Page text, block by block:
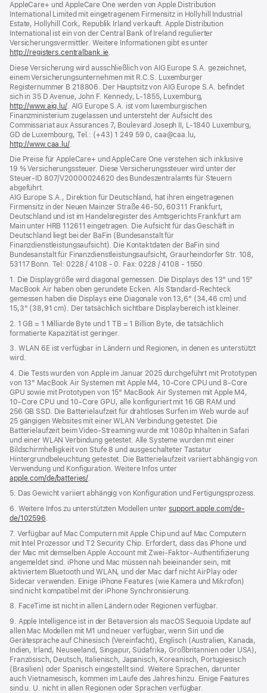
AppleCare+ und AppleCare One werden von Apple Distribution
International Limited mit eingetragenem Firmensitz in Hollyhill Industrial
Estate, Hollyhill Cork, Republik Irland verkauft. Apple Distribution
International ist ein von der Central Bank of Ireland regulierter
Versicherungsvermittler. Weitere Informationen gibt es unter
http://registers.centralbank.ie(Öffnet
neues
Fenster)
.
Diese Versicherung wird ausschließlich von AIG Europe S.A. gezeichnet,
einem Versicherungsunternehmen mit R.C.S. Luxemburger
Registernummer B 218806. Der Hauptsitz von AIG Europe S.A. befindet
sich in 35 D Avenue, John F. Kennedy, L‑1855, Luxemburg,
http://www.aig.lu/(Öffnet
ein
neues
Fenster)
. AIG Europe S.A. ist vom luxemburgischen
Finanzministerium zugelassen und untersteht der Aufsicht des
Commissariat aux Assurances 7, Boulevard Joseph II, L‑1840 Luxemburg,
GD de Luxembourg, Tel.: (+43) 1 249 59 0, caa@caa.lu,
http://www.caa.lu/(Öffnet
ein
neues
Fenster)
.
Die Preise für AppleCare+ und AppleCare One verstehen sich inklusive
19 % Versicherungssteuer. Diese Versicherungssteuer wird unter der
Steuer‑ID 807/V20000024620 des Bundeszentralamts für Steuern
abgeführt.
AIG Europe S.A., Direktion für Deutschland, hat ihren eingetragenen
Firmensitz in der Neuen Mainzer Straße 46‑50, 60311 Frankfurt,
Deutschland und ist im Handelsregister des Amtsgerichts Frankfurt am
Main unter HRB 112611 eingetragen. Die Aufsicht für das Geschäft in
Deutschland liegt bei der BaFin (Bundesanstalt für
Finanzdienstleistungsaufsicht). Die Kontaktdaten der BaFin sind
Bundesanstalt für Finanzdienstleistungsaufsicht, Graurheindorfer Str. 108,
53117 Bonn. Tel: 0228 / 4108 - 0. Fax: 0228 / 4108 - 1550.
1. Die Displaygröße wird diagonal gemessen. Die Displays des 13" und 15"
MacBook Air haben oben gerundete Ecken. Als Standard-Rechteck
gemessen haben die Displays eine Diagonale von 13,6" (34,46 cm) und
15,3" (38,91 cm). Der tatsächlich sichtbare Displaybereich ist kleiner.
2. 1 GB = 1 Milliarde Byte und 1 TB = 1 Billion Byte, die tatsächlich
formatierte Kapazität ist geringer.
3. WLAN 6E ist verfügbar in Ländern und Regionen, in denen es unterstützt
wird.
4. Die Tests wurden von Apple im Januar 2025 durchgeführt mit Prototypen
von 13" MacBook Air Systemen mit Apple M4, 10‑Core CPU und 8‑Core
GPU sowie mit Prototypen von 15" MacBook Air Systemen mit Apple M4,
10‑Core CPU und 10‑Core GPU, alle konfiguriert mit 16 GB RAM und
256 GB SSD. Die Batterielaufzeit für drahtloses Surfen im Web wurde auf
25 gängigen Websites mit einer WLAN Verbindung getestet. Die
Batterielaufzeit beim Video-Streaming wurde mit 1080p Inhalten in Safari
und einer WLAN Verbindung getestet. Alle Systeme wurden mit einer
Bildschirmhelligkeit von Stufe 8 und ausgeschalteter Tastatur
Hintergrundbeleuchtung getestet. Die Batterielaufzeit variiert abhängig von
Verwendung und Konfiguration. Weitere Infos unter
apple.com/de/batteries/.
5. Das Gewicht variiert abhängig von Konfiguration und Fertigungsprozess.
6. Weitere Infos zu unterstützten Modellen untersupport.apple.com/de-
de/102596.
7. Verfügbar auf Mac Computern mit Apple Chip und auf Mac Computern
mit Intel Prozessor und T2 Security Chip. Erfordert, dass das iPhone und
der Mac mit demselben Apple Account mit Zwei-Faktor-Authentifizierung
angemeldet sind. iPhone und Mac müssen nah beieinander sein, mit
aktiviertem Bluetooth und WLAN, und der Mac darf nicht AirPlay oder
Sidecar verwenden. Einige iPhone Features (wie Kamera und Mikrofon)
sind nicht kompatibel mit der iPhone Synchronisierung.
8. FaceTime ist nicht in allen Ländern oder Regionen verfügbar.
9. Apple Intelligence ist in der Betaversion als macOS Sequoia Update auf
allen Mac Modellen mit M1 und neuer verfügbar, wenn Siri und die
Gerätesprache auf Chinesisch (Vereinfacht), Englisch (Australien, Kanada,
Indien, Irland, Neuseeland, Singapur, Südafrika, Großbritannien oder USA),
Französisch, Deutsch, Italienisch, Japanisch, Koreanisch, Portugiesisch
(Brasilien) oder Spanisch eingestellt sind. Weitere Sprachen, darunter
auch Vietnamesisch, kommen im Laufe des Jahres hinzu. Einige Features
sind u. U. nicht in allen Regionen oder Sprachen verfügbar.